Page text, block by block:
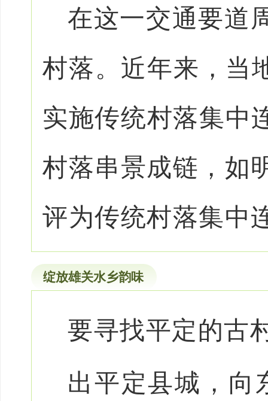
在这一交通要道
村落。近年来，当
实施传统村落集中
村落串景成链，如
评为传统村落集中
绽放雄关水乡韵味
要寻找平定的古
出平定县城，向